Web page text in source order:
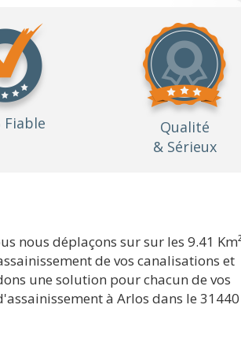
Fiable
Qualité
& Sérieux
nous déplaçons sur sur les 9.41
de vos canalisations et
une solution pour chacun de vos
à Arlos dans le 31440